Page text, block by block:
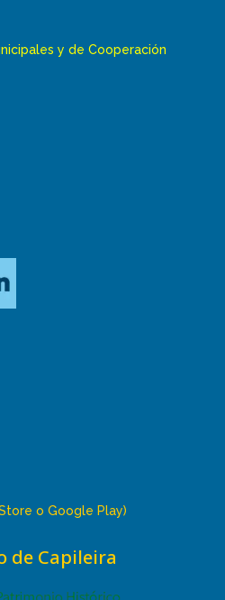
y de Cooperación
o Google Play)
de Capileira